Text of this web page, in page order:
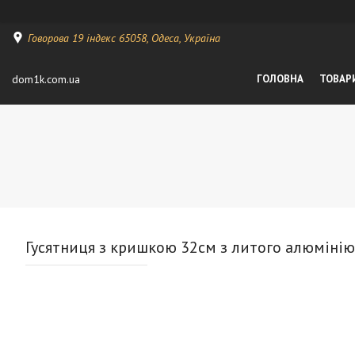
Говорова 19 індекс 65058, Одеса, Україна
dom1k.com.ua ГОЛОВНА
Гусятниця з кришкою 32см з литого